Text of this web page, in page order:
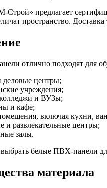
предлагает
пространство.
отлично подходят для
деловые центры;
учреждения;
и ВУЗы;
и кафе;
включая кухни,
и развлекательные центры;
залы.
белые ПВХ-панели
материала